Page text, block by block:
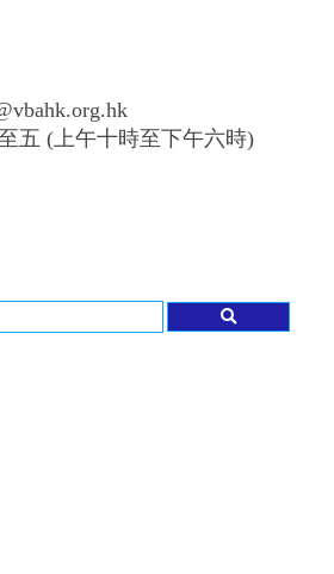
五 (上午十時至下午六時)